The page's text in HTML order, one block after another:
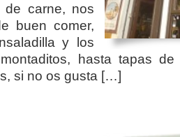
de carne, nos
buen comer,
y los
hasta tapas
si no os gusta […]